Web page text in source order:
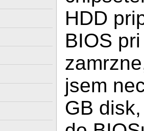
HDD
BIOS
jsem
GB